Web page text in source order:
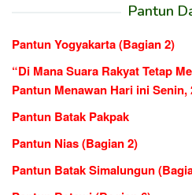
Pantun
Pantun Yogyakarta (Bagian 2)
“Di Mana Suara Rakyat Tetap
Pantun Menawan Hari ini Senin,
Pantun Batak Pakpak
Pantun Nias (Bagian 2)
Pantun Batak Simalungun